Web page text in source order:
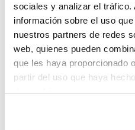
sociales y analizar el tráfico.
información sobre el uso
nuestros partners de redes
web, quienes pueden
que les haya proporcionado
partir del uso que haya
¿Has olvidado tu contraseña?